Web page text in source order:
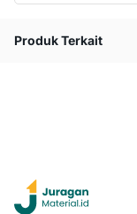
Produk Terkait